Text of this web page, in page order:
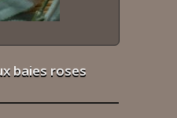
baies roses